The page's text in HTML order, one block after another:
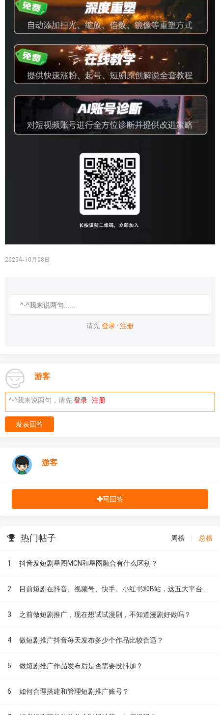
2025年10月08日
请先登录 · 注册
游客
^-^我来说两句，请先登录 · 注册
发表回答
游客
写回答
热门帖子 周榜 总榜
1 抖音发短剧星图MCN和星图融合有什么区别？
2
3 之前做短剧推广，现在想试试漫剧，不知道漫剧好做吗？
4 做短剧推广抖音每天发布多少个作品比较合适？
5 做短剧推广作品发布后是否需要投抖加？
6 如何合理搭建和管理短剧推广账号？